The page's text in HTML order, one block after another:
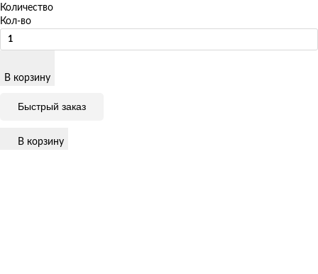
Количество
Кол-во
В корзину
Быстрый заказ
В корзину